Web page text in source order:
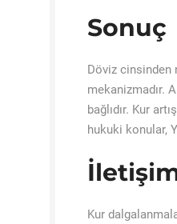
Sonuç
Döviz cinsinden
mekanizmadır.
bağlıdır. Kur
hukuki konular,
Kur